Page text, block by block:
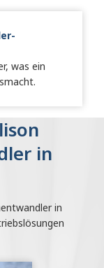
was ein
in
in